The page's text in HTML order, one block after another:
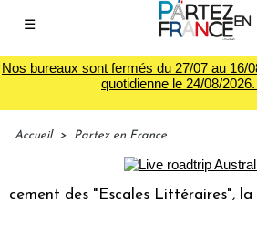
☰
Nos bureaux sont fermés du 27/07 au 16/
quotidienne le 24/08/
Accueil > Partez en France
"Escales Littéraires", la première